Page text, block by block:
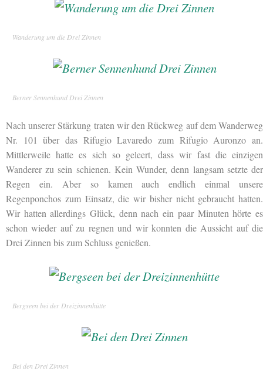
Wanderung um die Drei Zinnen
Berner Sennenhund Drei Zinnen
Nach unserer Stärkung traten wir den Rückweg auf dem Wanderweg
Nr. 101 über das Rifugio Lavaredo zum Rifugio Auronzo an.
Mittlerweile hatte es sich so geleert, dass wir fast die einzigen
Wanderer zu sein schienen. Kein Wunder, denn langsam setzte der
Regen ein. Aber so kamen auch endlich einmal unsere
Regenponchos zum Einsatz, die wir bisher nicht gebraucht hatten.
Wir hatten allerdings Glück, denn nach ein paar Minuten hörte es
schon wieder auf zu regnen und wir konnten die Aussicht auf die
Drei Zinnen bis zum Schluss genießen.
Bergseen bei der Dreizinnenhütte
Bei den Drei Zinnen